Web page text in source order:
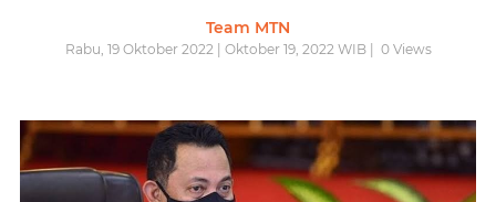
Team MTN
Rabu, 19 Oktober 2022 | Oktober 19, 2022 WIB | 0Views